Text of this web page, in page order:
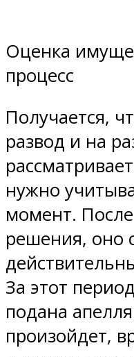
Оценка
процесс
Получается,
развод и на
нужно
момент.
решения, оно
За этот
подана
произойдет,